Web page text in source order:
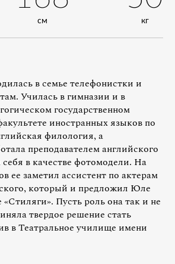
см кг
в семье телефонистки и
Училась в гимназии и в
государственном
иностранных языков по
филология, а
преподавателем английского
в качестве фотомодели. На
ее заметил ассистент по актерам
который и предложил Юле
«Стиляги». Пусть роль она так и не
твердое решение стать
в Театральное училище имени